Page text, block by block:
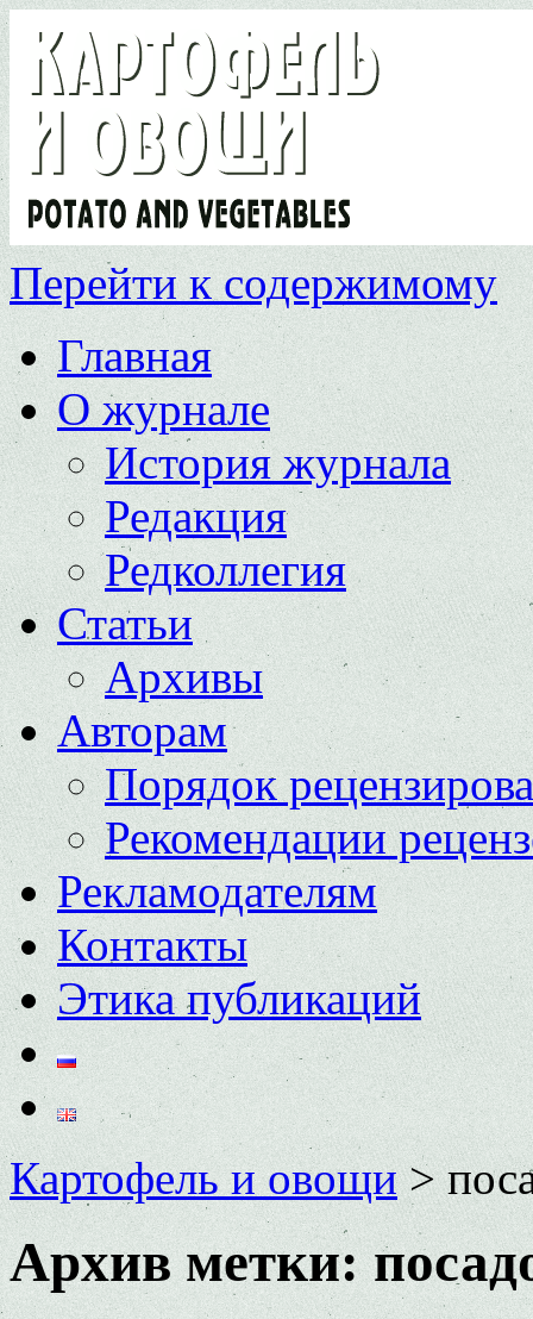
Перейти к содержимому
Главная
О журнале
История журнала
Редакция
Редколлегия
Статьи
Архивы
Авторам
Порядок
Рекомендации
Рекламодателям
Контакты
Этика публикаций
Картофель и овощи>
Архив метки: